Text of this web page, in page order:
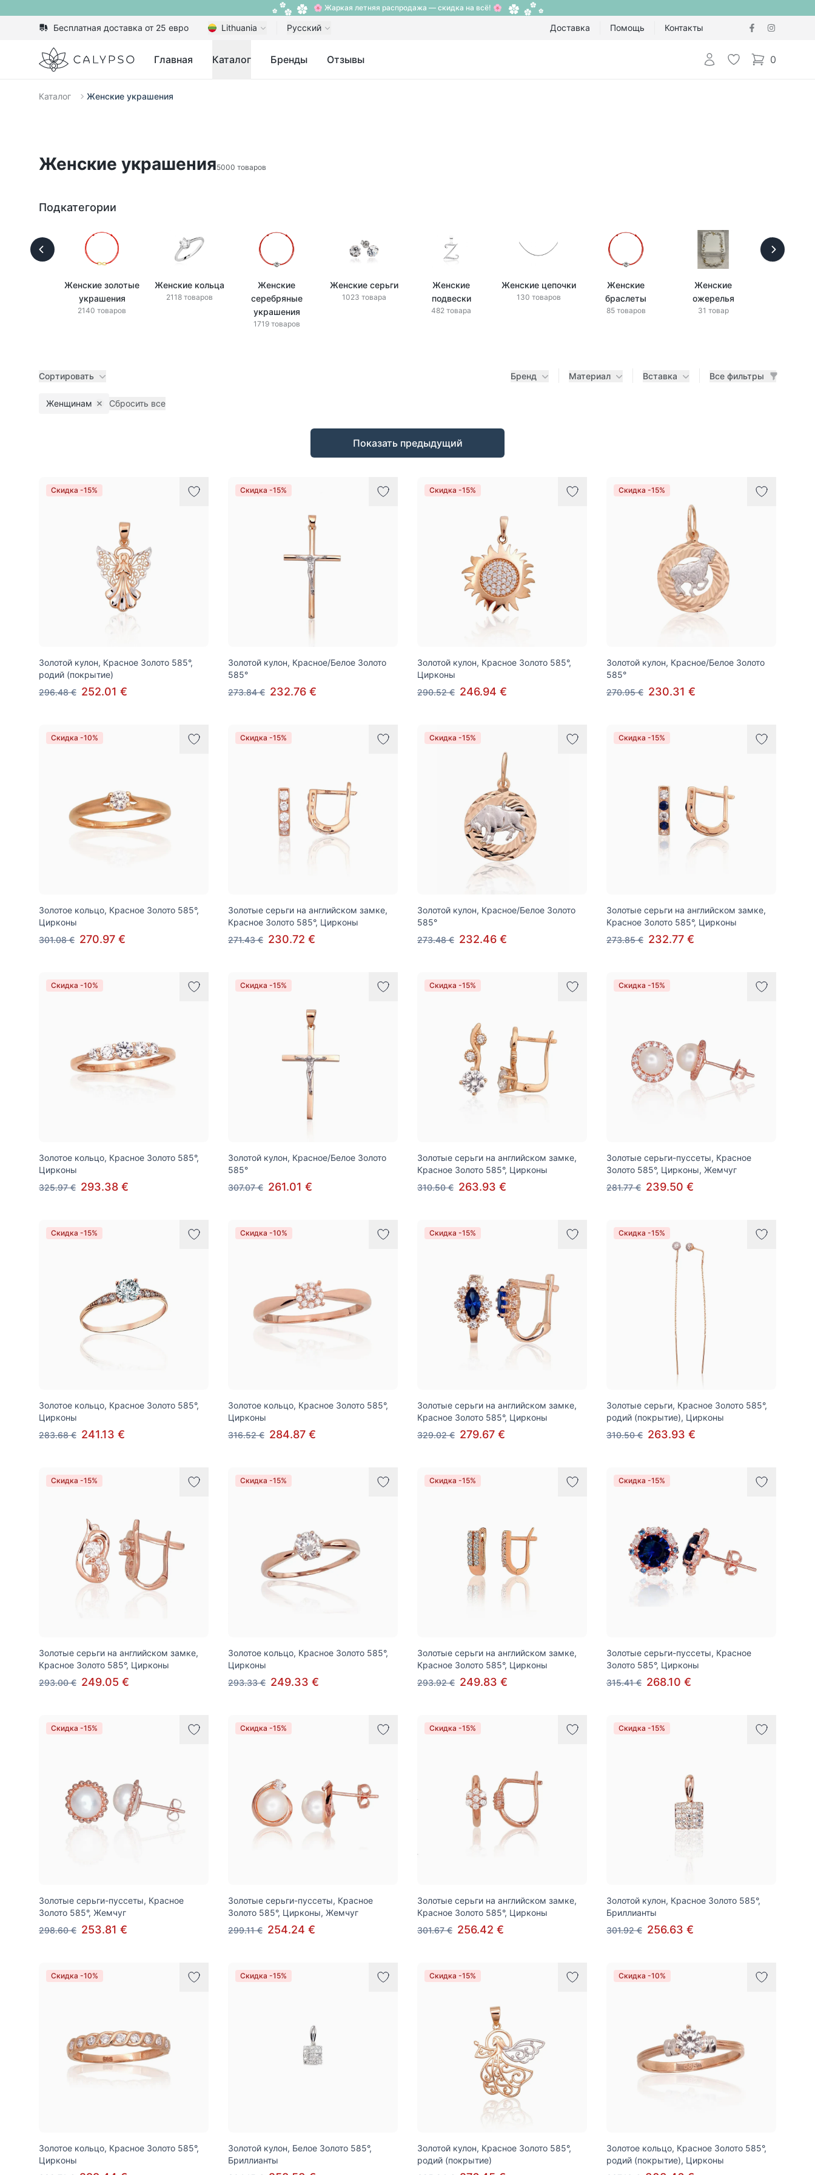
🌸 Жаркая летняя распродажа — скидка на всё! 🌸
Бесплатная доставка от 25 евро Lithuania Русский Доставка Помощь Контакты
Calypso Главная Каталог Бренды Отзывы Авторизоваться
Избранное
0
items in cart,
Каталог Женские украшения
Женские украшения5000 товаров
Подкатегории
Женские золотые
украшения
2140 товаров
Женские кольца
2118 товаров
Женские
серебряные
украшения
1719 товаров
Женские серьги
1023 товара
Женские
подвески
482 товара
Женские цепочки
130 товаров
Женские
браслеты
85 товаров
Женские
ожерелья
31 товар
Сортировать Бренд Материал Вставка Все фильтры
Женщинам Remove filter
Сбросить все
Показать предыдущий
Скидка -15%
Золотой кулон, Красное Золото 585°,
родий (покрытие)
296.48 € 252.01 €
Скидка -15%
Золотой кулон, Красное/Белое Золото
585°
273.84 € 232.76 €
Скидка -15%
Золотой кулон, Красное Золото 585°,
Цирконы
290.52 € 246.94 €
Скидка -15%
Золотой кулон, Красное/Белое Золото
585°
270.95 € 230.31 €
Скидка -10%
Золотое кольцо, Красное Золото 585°,
Цирконы
301.08 € 270.97 €
Скидка -15%
Золотые серьги на английском замке,
Красное Золото 585°, Цирконы
271.43 € 230.72 €
Скидка -15%
Золотой кулон, Красное/Белое Золото
585°
273.48 € 232.46 €
Скидка -15%
Золотые серьги на английском замке,
Красное Золото 585°, Цирконы
273.85 € 232.77 €
Скидка -10%
Золотое кольцо, Красное Золото 585°,
Цирконы
325.97 € 293.38 €
Скидка -15%
Золотой кулон, Красное/Белое Золото
585°
307.07 € 261.01 €
Скидка -15%
Золотые серьги на английском замке,
Красное Золото 585°, Цирконы
310.50 € 263.93 €
Скидка -15%
Золотые серьги-пуссеты, Красное
Золото 585°, Цирконы, Жемчуг
281.77 € 239.50 €
Скидка -15%
Золотое кольцо, Красное Золото 585°,
Цирконы
283.68 € 241.13 €
Скидка -10%
Золотое кольцо, Красное Золото 585°,
Цирконы
316.52 € 284.87 €
Скидка -15%
Золотые серьги на английском замке,
Красное Золото 585°, Цирконы
329.02 € 279.67 €
Скидка -15%
Золотые серьги, Красное Золото 585°,
родий (покрытие), Цирконы
310.50 € 263.93 €
Скидка -15%
Золотые серьги на английском замке,
Красное Золото 585°, Цирконы
293.00 € 249.05 €
Скидка -15%
Золотое кольцо, Красное Золото 585°,
Цирконы
293.33 € 249.33 €
Скидка -15%
Золотые серьги на английском замке,
Красное Золото 585°, Цирконы
293.92 € 249.83 €
Скидка -15%
Золотые серьги-пуссеты, Красное
Золото 585°, Цирконы
315.41 € 268.10 €
Скидка -15%
Золотые серьги-пуссеты, Красное
Золото 585°, Жемчуг
298.60 € 253.81 €
Скидка -15%
Золотые серьги-пуссеты, Красное
Золото 585°, Цирконы, Жемчуг
299.11 € 254.24 €
Скидка -15%
Золотые серьги на английском замке,
Красное Золото 585°, Цирконы
301.67 € 256.42 €
Скидка -15%
Золотой кулон, Красное Золото 585°,
Бриллианты
301.92 € 256.63 €
Скидка -10%
Золотое кольцо, Красное Золото 585°,
Цирконы
Скидка -15%
Золотой кулон, Белое Золото 585°,
Бриллианты
Скидка -15%
Золотой кулон, Красное Золото 585°,
родий (покрытие)
Скидка -10%
Золотое кольцо, Красное Золото 585°,
родий (покрытие), Цирконы